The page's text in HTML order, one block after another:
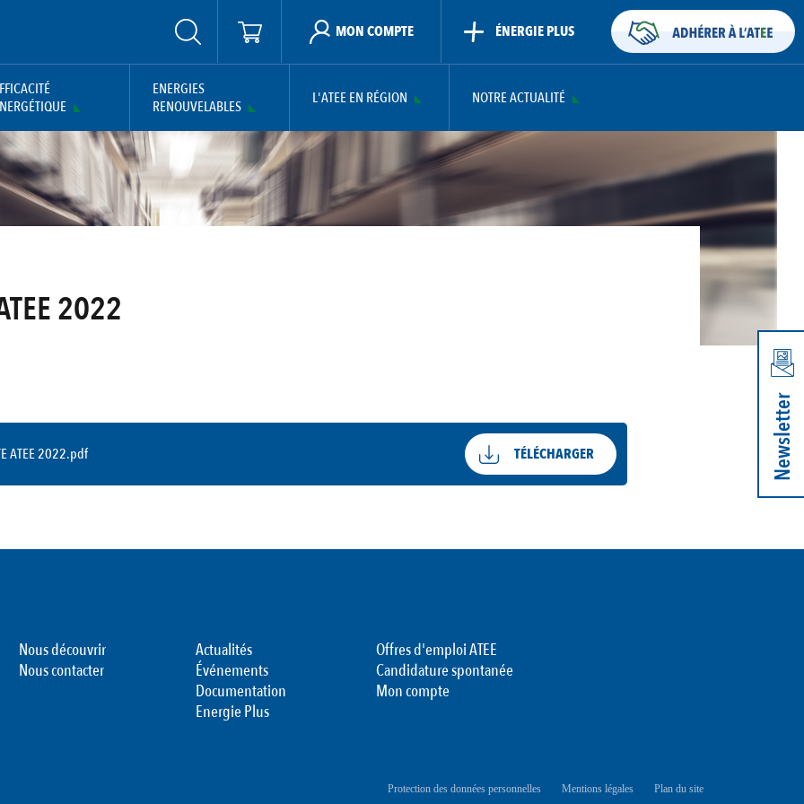
MON COMPTE ÉNERGIE PLUS
ENERGIES
RENOUVELABLES
L'ATEE EN RÉGION NOTRE ACTUALITÉ
2022
ATEE 2022.pdf TÉLÉCHARGER Newsletter
Nous découvrir
Nous contacter
Actualités
Événements
Documentation
Energie Plus
Offres d'emploi ATEE
Candidature spontanée
Mon compte
Protection des données personnelles Mentions légales Plan du site